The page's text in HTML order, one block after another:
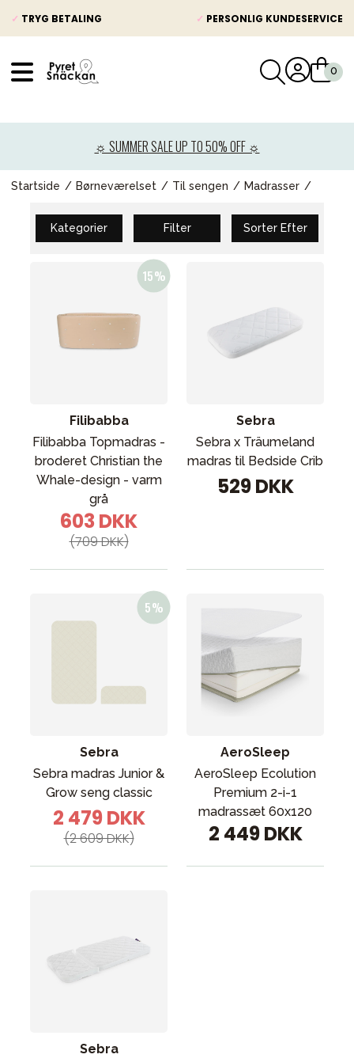
✓ TRYG BETALING ✓ PERSONLIG KUNDESERVICE
☼ SUMMER SALE UP TO 50% OFF ☼
Startside Børneværelset Til sengen Madrasser
Kategorier Filter Sorter Efter
Filibabba
Filibabba Topmadras -
broderet Christian the
Whale-design - varm
grå
603 DKK
(709 DKK)
Sebra
Sebra x Träumeland
madras til Bedside Crib
529 DKK
Sebra
Sebra madras Junior &
Grow seng classic
2 479 DKK
(2 609 DKK)
AeroSleep
AeroSleep Ecolution
Premium 2-i-1
madrassæt 60x120
2 449 DKK
Sebra
Barnevogne
Autostole
Babypakke
Baby
Legetøj og spil
Møbler & sengetøj
Kampagner
Tips til gaver
Vores favoritter
Sol og svømning
Kontakt os på